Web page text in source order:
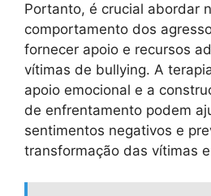
Portanto, é crucial abordar
comportamento dos
fornecer apoio e recursos
vítimas de bullying. A
apoio emocional e a
de enfrentamento podem
sentimentos negativos e
transformação das vítimas